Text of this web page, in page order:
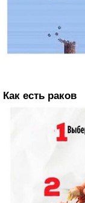
Как есть раков